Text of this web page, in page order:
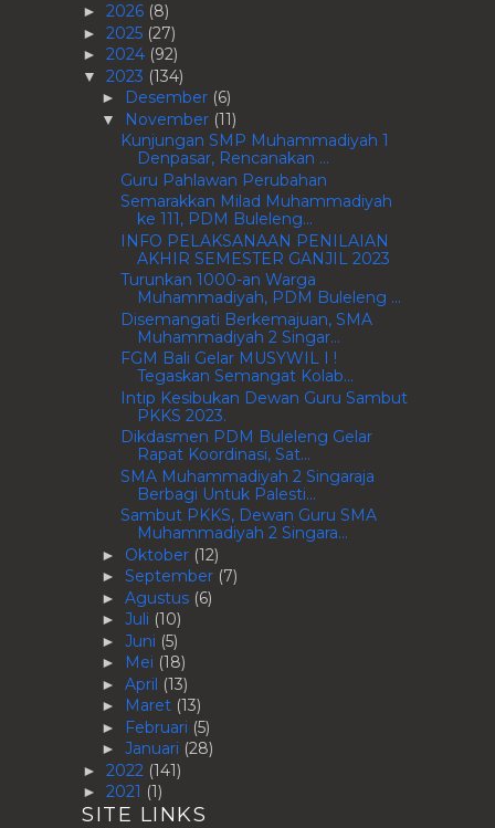
► 2026 (8)
► 2025 (27)
► 2024 (92)
▼ 2023 (134)
► Desember (6)
▼ November (11)
Kunjungan SMP Muhammadiyah 1
Denpasar, Rencanakan ...
Guru Pahlawan Perubahan
Semarakkan Milad Muhammadiyah
ke 111, PDM Buleleng...
INFO PELAKSANAAN PENILAIAN
AKHIR SEMESTER GANJIL 2023
Turunkan 1000-an Warga
Muhammadiyah, PDM Buleleng ...
Disemangati Berkemajuan, SMA
Muhammadiyah 2 Singar...
FGM Bali Gelar MUSYWIL I !
Tegaskan Semangat Kolab...
Intip Kesibukan Dewan Guru Sambut
PKKS 2023.
Dikdasmen PDM Buleleng Gelar
Rapat Koordinasi, Sat...
SMA Muhammadiyah 2 Singaraja
Berbagi Untuk Palesti...
Sambut PKKS, Dewan Guru SMA
Muhammadiyah 2 Singara...
► Oktober (12)
► September (7)
► Agustus (6)
► Juli (10)
► Juni (5)
► Mei (18)
► April (13)
► Maret (13)
► Februari (5)
► Januari (28)
► 2022 (141)
► 2021 (1)
SITE LINKS